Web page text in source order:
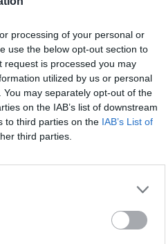
processing of your personal or
use the below opt-out section to
is processed you may
utilized by us or personal
may separately opt-out of the
on the IAB’s list of downstream
to third parties on the IAB’s List of
third parties.